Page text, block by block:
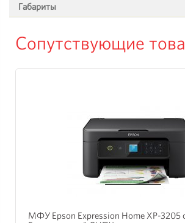
Габариты
Сопутствующие
МФУ Epson Expression Home XP-3205